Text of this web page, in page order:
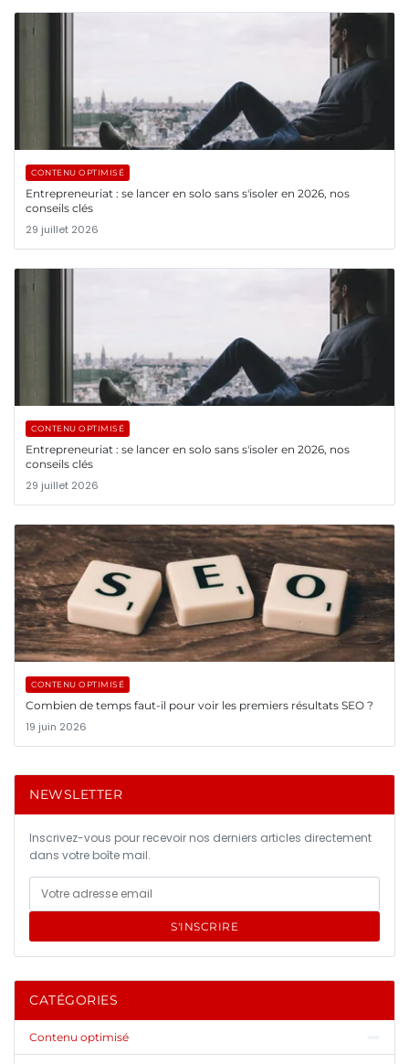
CONTENU OPTIMISÉ
Entrepreneuriat : se lancer en solo sans s'isoler en 2026, nos
conseils clés
29 juillet 2026
CONTENU OPTIMISÉ
Entrepreneuriat : se lancer en solo sans s'isoler en 2026, nos
conseils clés
29 juillet 2026
CONTENU OPTIMISÉ
Combien de temps faut-il pour voir les premiers résultats SEO ?
19 juin 2026
NEWSLETTER
Inscrivez-vous pour recevoir nos derniers articles directement
dans votre boîte mail.
S'INSCRIRE
CATÉGORIES
Contenu optimisé